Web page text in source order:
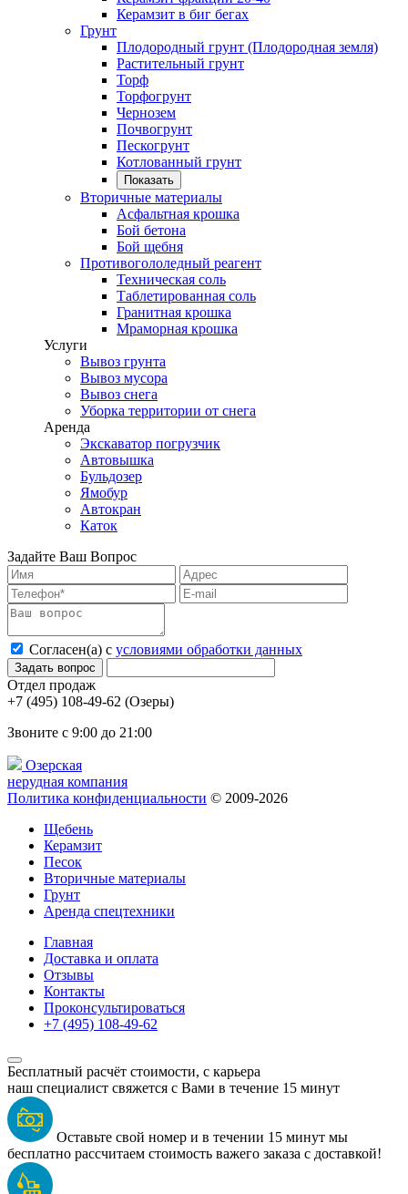
Керамзит в биг бегах
Грунт
Плодородный грунт (Плодородная земля)
Растительный грунт
Торф
Торфогрунт
Чернозем
Почвогрунт
Пескогрунт
Котлованный грунт
Показать
Вторичные материалы
Асфальтная крошка
Бой бетона
Бой щебня
Противогололедный реагент
Техническая соль
Таблетированная соль
Гранитная крошка
Мраморная крошка
Услуги
Вывоз грунта
Вывоз мусора
Вывоз снега
Уборка территории от снега
Аренда
Экскаватор погрузчик
Автовышка
Бульдозер
Ямобур
Автокран
Каток
Задайте Ваш Вопрос
Согласен(а) с условиями обработки данных
Отдел продаж
Звоните с 9:00 до 21:00
Озерская
нерудная компания
Политика конфиденциальности © 2009-2026
Щебень
Керамзит
Песок
Вторичные материалы
Грунт
Аренда спецтехники
Главная
Доставка и оплата
Отзывы
Контакты
Проконсультироваться
Бесплатный расчёт стоимости, с карьера
наш специалист свяжется с Вами в течение 15 минут
Оставьте свой номер и в течении 15 минут мы
бесплатно рассчитаем стоимость важего заказа с доставкой!